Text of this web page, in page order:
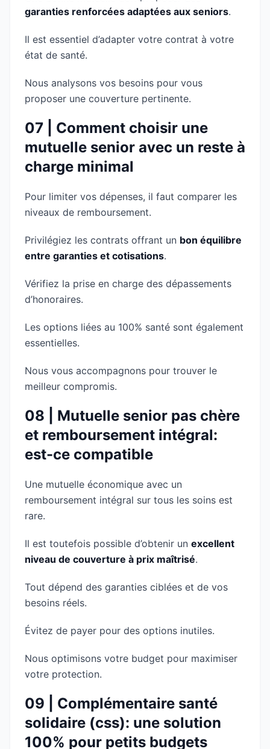
garanties renforcées adaptées aux seniors.
Il est essentiel d’adapter votre contrat à votre
état de santé.
Nous analysons vos besoins pour vous
proposer une couverture pertinente.
07 | Comment choisir une
mutuelle senior avec un reste à
charge minimal
Pour limiter vos dépenses, il faut comparer les
niveaux de remboursement.
Privilégiez les contrats offrant un bon équilibre
entre garanties et cotisations.
Vérifiez la prise en charge des dépassements
d’honoraires.
Les options liées au 100% santé sont également
essentielles.
Nous vous accompagnons pour trouver le
meilleur compromis.
08 | Mutuelle senior pas chère
et remboursement intégral:
est-ce compatible
Une mutuelle économique avec un
remboursement intégral sur tous les soins est
rare.
Il est toutefois possible d’obtenir un excellent
niveau de couverture à prix maîtrisé.
Tout dépend des garanties ciblées et de vos
besoins réels.
Évitez de payer pour des options inutiles.
Nous optimisons votre budget pour maximiser
votre protection.
09 | Complémentaire santé
solidaire (css): une solution
100% pour petits budgets